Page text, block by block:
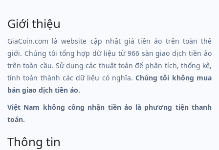
Giới thiệu
GiaCoin.com là website cập nhật giá tiền ảo trên toàn thế
giới. Chúng tôi tổng hợp dữ liệu từ 966 sàn giao dịch tiền ảo
trên toàn cầu. Sử dụng các thuật toán để phân tích, thống kê,
tính toán thành các dữ liệu có nghĩa.Chúng tôi không mua
bán giao dịch tiền ảo.
Việt Nam không công nhận tiền ảo là phương tiện thanh
toán.
Thông tin